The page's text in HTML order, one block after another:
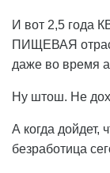
И вот 2,5 года
ПИЩЕВАЯ
даже во время
Ну штош. Не
А когда дойдет,
безработица